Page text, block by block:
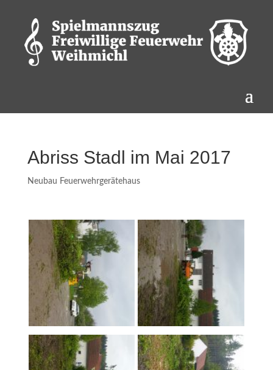
Abriss Stadl im Mai 2017
Neubau Feuerwehrgerätehaus